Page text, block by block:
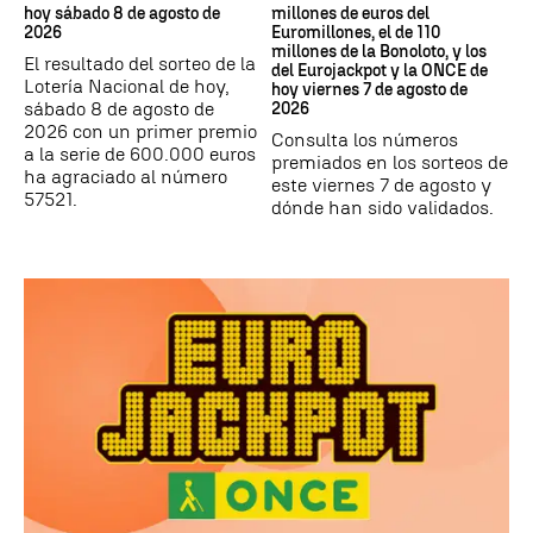
hoy sábado 8 de agosto de
2026
El resultado del sorteo de la
Lotería Nacional de hoy,
sábado 8 de agosto de
2026 con un primer premio
a la serie de 600.000 euros
ha agraciado al número
57521.
millones de euros del
Euromillones, el de 110
millones de la Bonoloto, y los
del Eurojackpot y la ONCE de
hoy viernes 7 de agosto de
2026
Consulta los números
premiados en los sorteos de
este viernes 7 de agosto y
dónde han sido validados.